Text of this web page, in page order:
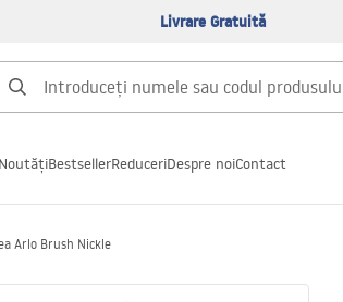
Livrare Gratuită
NoutățiBestsellerReduceriDespre noiContact
Arlo Brush Nickle